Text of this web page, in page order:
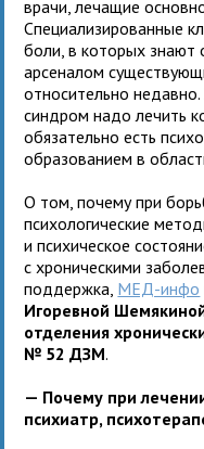
врачи, лечащие
Специализированные
боли, в которых знают
арсеналом
относительно
синдром надо лечить
обязательно есть
образованием в
О том, почему при
психологические
и психическое
с хроническими
поддержка, МЕД-инфо
Игоревной
отделения
№ 52 ДЗМ.
— Почему при
психиатр,